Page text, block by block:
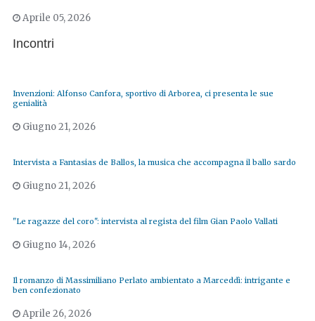
Aprile 05, 2026
Incontri
Invenzioni: Alfonso Canfora, sportivo di Arborea, ci presenta le sue
genialità
Giugno 21, 2026
Intervista a Fantasias de Ballos, la musica che accompagna il ballo sardo
Giugno 21, 2026
"Le ragazze del coro": intervista al regista del film Gian Paolo Vallati
Giugno 14, 2026
Il romanzo di Massimiliano Perlato ambientato a Marceddì: intrigante e
ben confezionato
Aprile 26, 2026